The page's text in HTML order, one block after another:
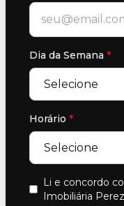
Dia da Semana *
Horário *
Li e concordo
Imobiliária Perez